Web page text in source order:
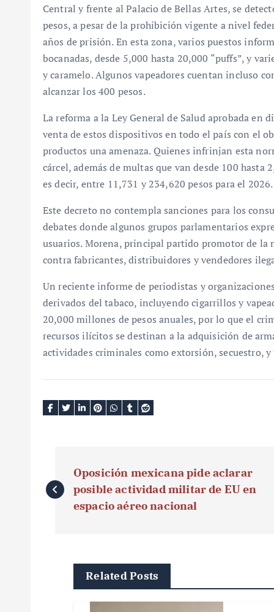
Central y frente al Palacio de Bellas Artes, se
pesos, a pesar de la prohibición vigente a nivel
años de prisión. En esta zona, varios puestos
bocanadas, desde 5,000 hasta 20,000 “puffs”, y
y caramelo. Algunos vapeadores cuentan incluso
alcanzar los 400 pesos.
La reforma a la Ley General de Salud aprobada
venta de estos dispositivos en todo el país con el
productos una amenaza. Quienes infrinjan esta
cárcel, además de multas que van desde 100
es decir, entre 11,731 y 234,620 pesos para el 2026.
Este decreto no contempla sanciones para los
debates donde algunos grupos parlamentarios
usuarios. Morena, principal partido promotor de la
contra fabricantes, distribuidores y vendedores
Un reciente informe de periodistas y
derivados del tabaco, incluyendo cigarrillos y
20,000 millones de pesos anuales, por lo que el
recursos ilícitos se destinan a la adquisición de
actividades criminales como extorsión, secuestro,
a
Oposición mexicana pide aclarar
posible actividad militar de EU en
espacio aéreo nacional
Related Posts